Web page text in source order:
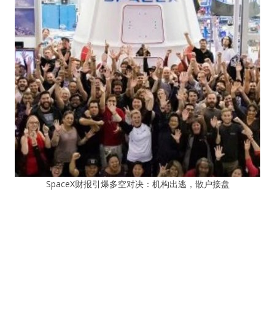
SpaceX财报引爆多空对决：机构出逃，散户接盘